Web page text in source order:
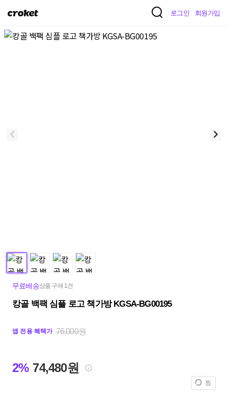
크
켓
로그인 회원가입
무료배송상품 구매 1건
캉골 백팩 심플 로고 책가방 KGSA-BG00195
앱 전용 혜택가 76,000원
2% 74,480원
찜